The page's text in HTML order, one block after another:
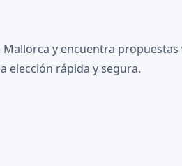
y encuentra
elección rápida y segura.